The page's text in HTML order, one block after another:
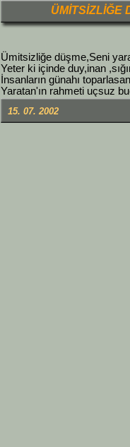
ÜMİTSİZLİĞE
Ümitsizliğe düşme,Seni
Yeter ki içinde duy,inan
İnsanların günahı
Yaratan'ın rahmeti uçsuz
15. 07. 2002